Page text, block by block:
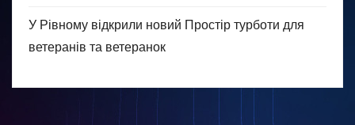
У Рівному відкрили новий Простір турботи для
ветеранів та ветеранок